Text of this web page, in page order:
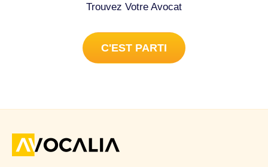
Trouvez Votre Avocat
C'EST PARTI